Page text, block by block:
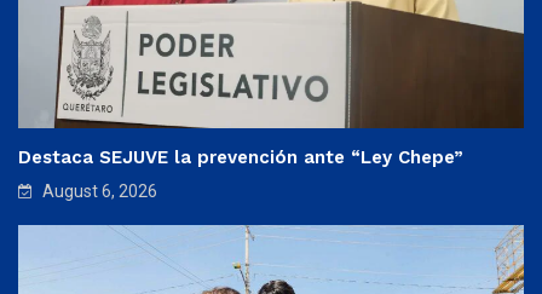
Destaca SEJUVE la prevención ante “Ley Chepe”
August 6, 2026